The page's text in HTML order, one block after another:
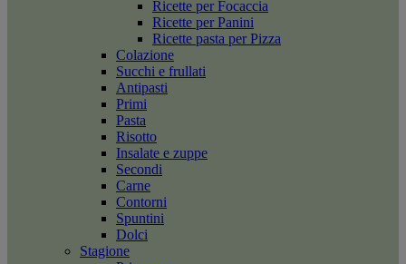
Ricette per Focaccia
Ricette per Panini
Ricette pasta per Pizza
Colazione
Succhi e frullati
Antipasti
Primi
Pasta
Risotto
Insalate e zuppe
Secondi
Carne
Contorni
Spuntini
Dolci
Stagione